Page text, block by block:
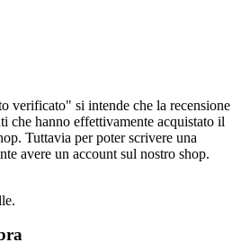
verificato" si intende che la recensione
che hanno effettivamente acquistato il
Tuttavia per poter scrivere una
avere un account sul nostro shop.